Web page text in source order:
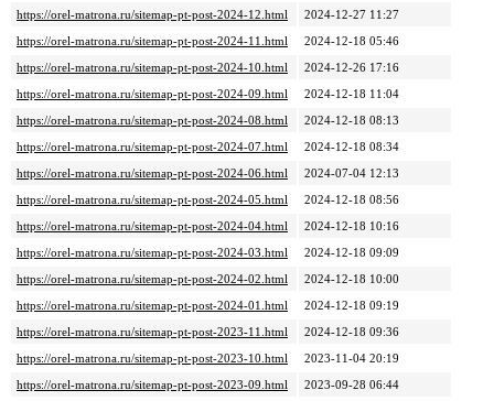
https://orel-matrona.ru/sitemap-pt-post-2024-12.html
2024-12-27 11:27
https://orel-matrona.ru/sitemap-pt-post-2024-11.html
2024-12-18 05:46
https://orel-matrona.ru/sitemap-pt-post-2024-10.html
2024-12-26 17:16
https://orel-matrona.ru/sitemap-pt-post-2024-09.html
2024-12-18 11:04
https://orel-matrona.ru/sitemap-pt-post-2024-08.html
2024-12-18 08:13
https://orel-matrona.ru/sitemap-pt-post-2024-07.html
2024-12-18 08:34
https://orel-matrona.ru/sitemap-pt-post-2024-06.html
2024-07-04 12:13
https://orel-matrona.ru/sitemap-pt-post-2024-05.html
2024-12-18 08:56
https://orel-matrona.ru/sitemap-pt-post-2024-04.html
2024-12-18 10:16
https://orel-matrona.ru/sitemap-pt-post-2024-03.html
2024-12-18 09:09
https://orel-matrona.ru/sitemap-pt-post-2024-02.html
2024-12-18 10:00
https://orel-matrona.ru/sitemap-pt-post-2024-01.html
2024-12-18 09:19
https://orel-matrona.ru/sitemap-pt-post-2023-11.html
2024-12-18 09:36
https://orel-matrona.ru/sitemap-pt-post-2023-10.html
2023-11-04 20:19
https://orel-matrona.ru/sitemap-pt-post-2023-09.html
2023-09-28 06:44